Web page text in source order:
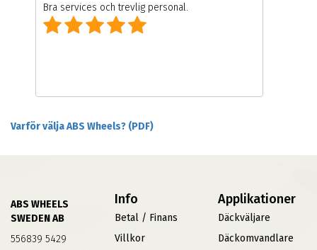
Bra services och trevlig personal.
Varför välja ABS Wheels? (PDF)
ABS WHEELS
SWEDEN AB
556839 5429
Info
Betal / Finans
Villkor
Applikationer
Däckväljare
Däckomvandlare